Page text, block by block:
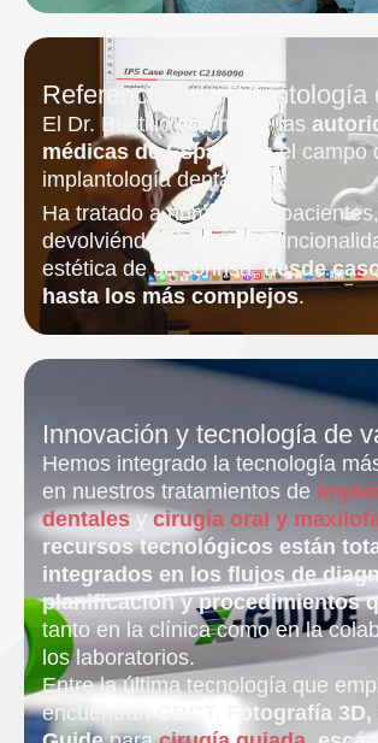
Referencia en implantología
El Dr. Bustillo es una de las
médicas de España
en el campo
implantología dental.
Ha tratado a numerosos pacientes,
devolviéndoles tanto la
estética de su sonrisa,desde
hasta los más complejos.
Innovación y tecnología de
Hemos integrado la tecnología
en nuestros tratamientos de
dentalesycirugía oral y
recursos tecnológicos están
integrados en los flujos de
planificación y procedimientos
tanto en la clínica como en la
los laboratorios.
Entre la última tecnología que
encuentran
CBCT, Fotografía